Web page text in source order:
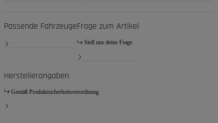
Passende FahrzeugeFrage zum Artikel
Stell uns deine Frage
Herstellerangaben
Gemäß Produktsicherheitsverordnung